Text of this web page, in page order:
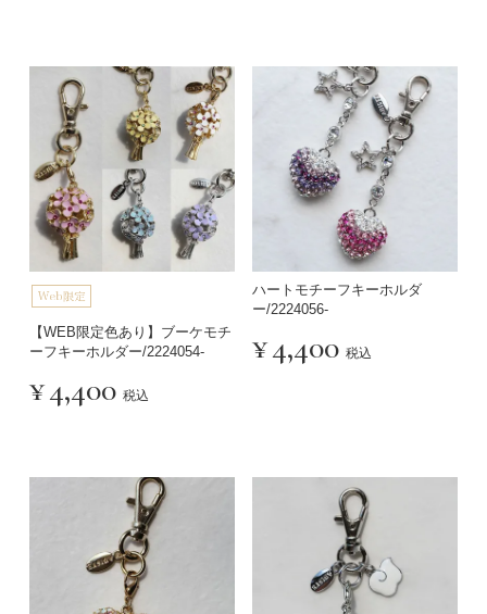
【WEB限定色あり】ブーケモチ
ーフキーホルダー/2224054-
¥4,400 税込
ハートモチーフキーホルダ
ー/2224056-
¥4,400 税込